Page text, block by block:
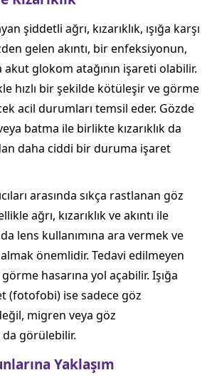
şiddetli ağrı, kızarıklık, ışığa karşı
gelen akıntı, bir enfeksiyonun,
akut glokom atağının işareti olabilir.
hızlı bir şekilde kötüleşir ve görme
acil durumları temsil eder. Gözde
batma ile birlikte kızarıklık da
daha ciddi bir duruma işaret
arasında sıkça rastlanan göz
ağrı, kızarıklık ve akıntı ile
lens kullanımına ara vermek ve
önemlidir. Tedavi edilmeyen
hasarına yol açabilir. Işığa
(fotofobi) ise sadece göz
migren veya göz
görülebilir.
Yaklaşım